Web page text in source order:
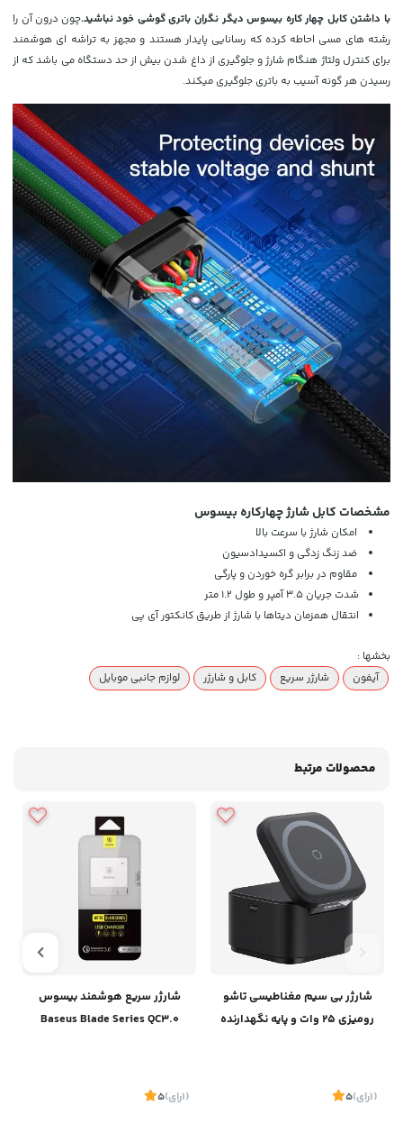
با داشتن کابل چهار کاره بیسوس دیگر نگران باتری گوشی خود نباشید.چون درون آن را
رشته های مسی احاطه کرده که رسانایی پایدار هستند و مجهز به تراشه ای هوشمند
برای کنترل ولتاژ هنگام شارژ و جلوگیری از داغ شدن بیش از حد دستگاه می باشد که از
رسیدن هر گونه آسیب به باتری جلوگیری میکند.
مشخصات کابل شارژ چهارکاره بیسوس
امکان شارژ با سرعت بالا
ضد زنگ زدگی و اکسیدادسیون
مقاوم در برابر گره خوردن و پارگی
شدت جریان 3.5 آمپر و طول 1.2 متر
انتقال همزمان دیتاها با شارژ از طریق کانکتور آی پی
بخشها :
آیفون
شارژر سریع کابل و شارژر لوازم جانبی موبایل
محصولات مرتبط
شارژر بی سیم مغناطیسی تاشو
رومیزی 25 وات و پایه نگهدارنده
Wireless Charger 25W BS-
(1 رای)
5
شارژر سریع هوشمند بیسوس
Baseus Blade Series QC3.0
(1 رای)
5